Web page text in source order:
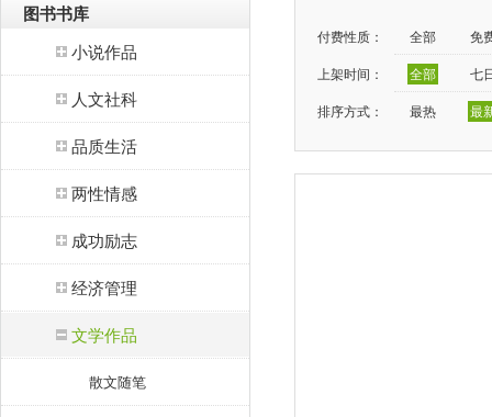
图书书库
小说作品
人文社科
品质生活
两性情感
成功励志
经济管理
文学作品
散文随笔
付费性质： 全部
免
上架时间：
全部
七
排序方式：
最热 最